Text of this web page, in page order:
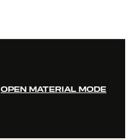
OPEN MATERIAL MODE